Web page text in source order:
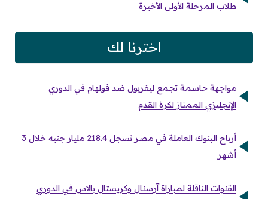
طلاب المرحلة الأولى الأخيرة
اخترنا لك
مواجهة حاسمة تجمع ليفربول ضد فولهام في الدوري
الإنجليزي الممتاز لكرة القدم
أرباح البنوك العاملة في مصر تسجل 218.4 مليار جنيه خلال 3
أشهر
القنوات الناقلة لمباراة آرسنال وكريستال بالاس في الدوري